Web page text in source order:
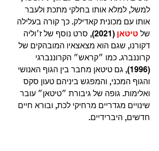
למשל, למלא אותו בחלקי מתכת ולעבר
אותו עם מכונית קאדילק. כך קורה בעלילה
של טיטאן
(2021), סרט נוסף של ז׳וליה
דקורנו, שגם הוא מצאצאיו המובהקים של
קרוננברג. כמו ״קראש״ הקרוננברגי
(1996), גם טיטאן מחבר בין הגוף האנושי
והגוף המכני, והמפגש ביניהם טעון סקס
ואלימות. גופה של גיבורת ״טיטאן״ עובר
שינויים מגדריים מרחיקי לכת, ובורא חיים
חדשים, היברידיים.